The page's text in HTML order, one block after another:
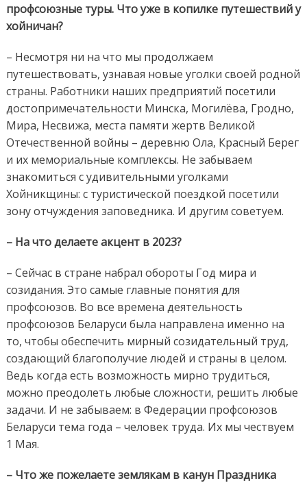
профсоюзные туры. Что уже в копилке путешествий у
хойничан?
– Несмотря ни на что мы продолжаем
путешествовать, узнавая новые уголки своей родной
страны. Работники наших предприятий посетили
достопримечательности Минска, Могилёва, Гродно,
Мира, Несвижа, места памяти жертв Великой
Отечественной войны – деревню Ола, Красный Берег
и их мемориальные комплексы. Не забываем
знакомиться с удивительными уголками
Хойникщины: с туристической поездкой посетили
зону отчуждения заповедника. И другим советуем.
– На что делаете акцент в 2023?
– Сейчас в стране набрал обороты Год мира и
созидания. Это самые главные понятия для
профсоюзов. Во все времена деятельность
профсоюзов Беларуси была направлена именно на
то, чтобы обеспечить мирный созидательный труд,
создающий благополучие людей и страны в целом.
Ведь когда есть возможность мирно трудиться,
можно преодолеть любые сложности, решить любые
задачи. И не забываем: в Федерации профсоюзов
Беларуси тема года – человек труда. Их мы чествуем
1 Мая.
– Что же пожелаете землякам в канун Праздника